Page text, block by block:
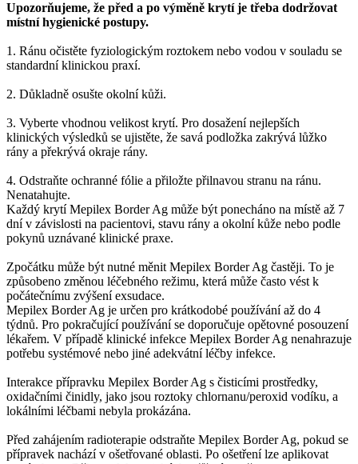
Upozorňujeme, že před a po výměně krytí je třeba dodržovat
místní hygienické postupy.
1. Ránu očistěte fyziologickým roztokem nebo vodou v souladu se
standardní klinickou praxí.
2. Důkladně osušte okolní kůži.
3. Vyberte vhodnou velikost krytí. Pro dosažení nejlepších
klinických výsledků se ujistěte, že savá podložka zakrývá lůžko
rány a překrývá okraje rány.
4. Odstraňte ochranné fólie a přiložte přilnavou stranu na ránu.
Nenatahujte.
Každý krytí Mepilex Border Ag může být ponecháno na místě až 7
dní v závislosti na pacientovi, stavu rány a okolní kůže nebo podle
pokynů uznávané klinické praxe.
Zpočátku může být nutné měnit Mepilex Border Ag častěji. To je
způsobeno změnou léčebného režimu, která může často vést k
počátečnímu zvýšení exsudace.
Mepilex Border Ag je určen pro krátkodobé používání až do 4
týdnů. Pro pokračující používání se doporučuje opětovné posouzení
lékařem. V případě klinické infekce Mepilex Border Ag nenahrazuje
potřebu systémové nebo jiné adekvátní léčby infekce.
Interakce přípravku Mepilex Border Ag s čisticími prostředky,
oxidačními činidly, jako jsou roztoky chlornanu/peroxid vodíku, a
lokálními léčbami nebyla prokázána.
Před zahájením radioterapie odstraňte Mepilex Border Ag, pokud se
přípravek nachází v ošetřované oblasti. Po ošetření lze aplikovat